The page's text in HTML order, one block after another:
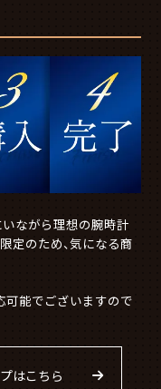
いながら理想の腕時計
定のため、気になる商
可能でございますので
はこちら